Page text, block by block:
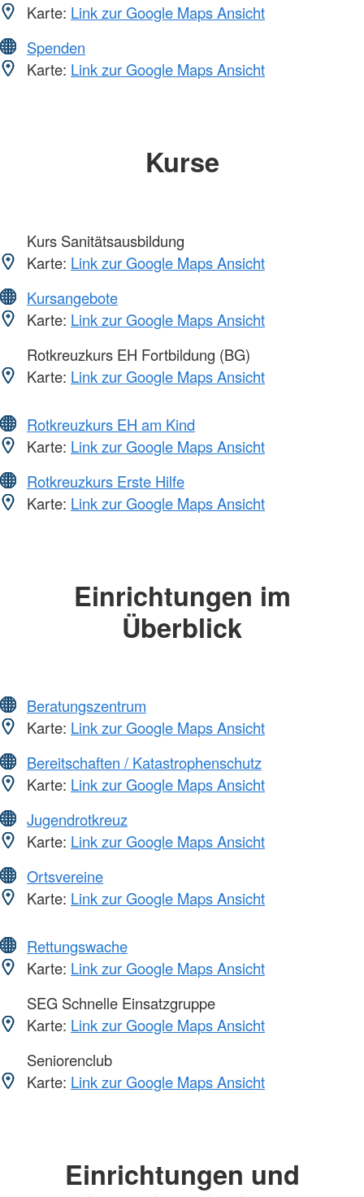
Karte: Link zur Google Maps Ansicht
Spenden
Karte: Link zur Google Maps Ansicht
Kurse
Kurs Sanitätsausbildung
Karte: Link zur Google Maps Ansicht
Kursangebote
Karte: Link zur Google Maps Ansicht
Rotkreuzkurs EH Fortbildung (BG)
Karte: Link zur Google Maps Ansicht
Rotkreuzkurs EH am Kind
Karte: Link zur Google Maps Ansicht
Rotkreuzkurs Erste Hilfe
Karte: Link zur Google Maps Ansicht
Einrichtungen im
Überblick
Beratungszentrum
Karte: Link zur Google Maps Ansicht
Bereitschaften / Katastrophenschutz
Karte: Link zur Google Maps Ansicht
Jugendrotkreuz
Karte: Link zur Google Maps Ansicht
Ortsvereine
Karte: Link zur Google Maps Ansicht
Rettungswache
Karte: Link zur Google Maps Ansicht
SEG Schnelle Einsatzgruppe
Karte: Link zur Google Maps Ansicht
Seniorenclub
Karte: Link zur Google Maps Ansicht
Einrichtungen und